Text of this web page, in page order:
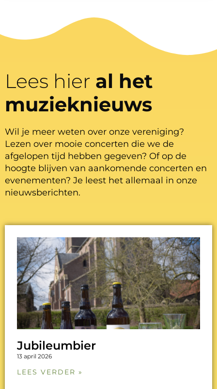
Lees hier al het
muzieknieuws
Wil je meer weten over onze vereniging?
Lezen over mooie concerten die we de
afgelopen tijd hebben gegeven? Of op de
hoogte blijven van aankomende concerten en
evenementen? Je leest het allemaal in onze
nieuwsberichten.
Jubileumbier
13 april 2026
LEES VERDER »